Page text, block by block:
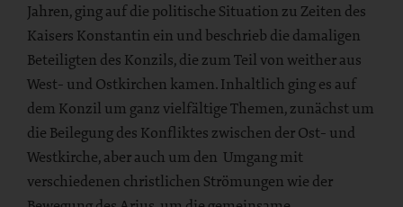
Jahren, ging auf die politische Situation zu Zeiten des
Kaisers Konstantin ein und beschrieb die damaligen
Beteiligten des Konzils, die zum Teil von weither aus
West- und Ostkirchen kamen. Inhaltlich ging es auf
dem Konzil um ganz vielfältige Themen, zunächst um
die Beilegung des Konfliktes zwischen der Ost- und
Westkirche, aber auch um den Umgang mit
verschiedenen christlichen Strömungen wie der